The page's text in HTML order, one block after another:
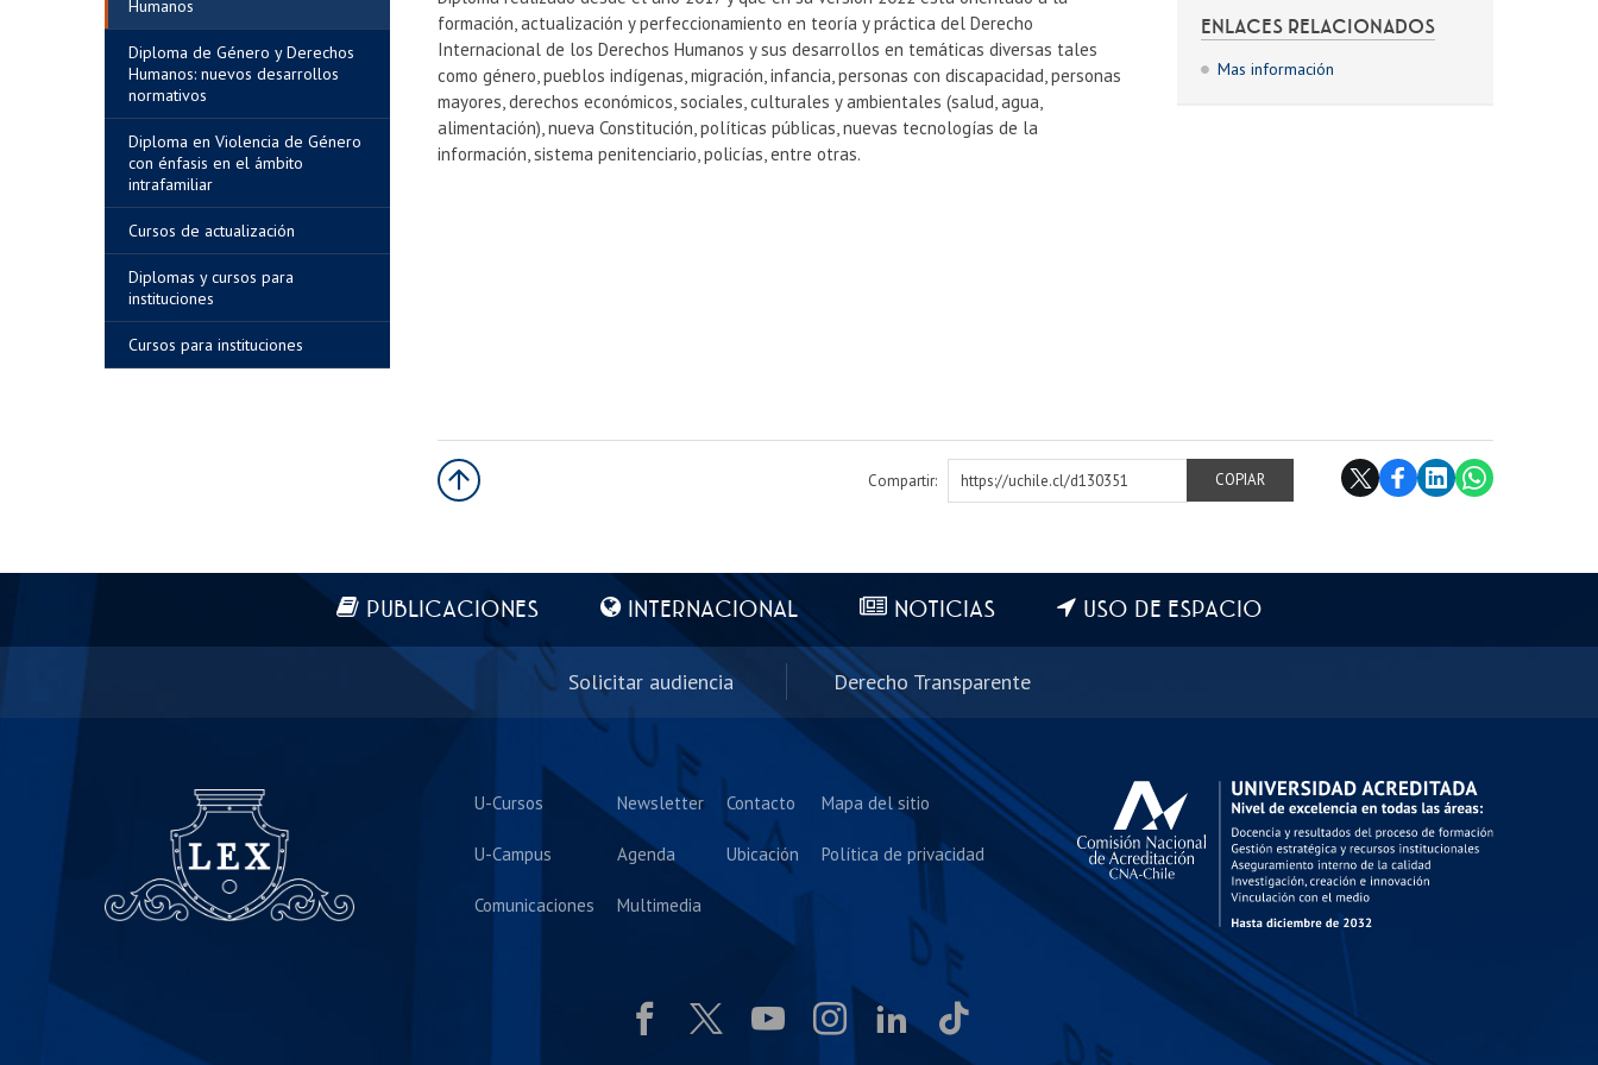
Humanos
Diploma de Género y Derechos
Humanos: nuevos desarrollos
normativos
Diploma en Violencia de Género
con énfasis en el ámbito
intrafamiliar
Cursos de actualización
Diplomas y cursos para
instituciones
Cursos para instituciones
ENLACES RELACIONADOS
Mas información
formación, actualización y perfeccionamiento en teoría y práctica del Derecho
Internacional de los Derechos Humanos y sus desarrollos en temáticas diversas tales
como género, pueblos indígenas, migración, infancia, personas con discapacidad, personas
mayores, derechos económicos, sociales, culturales y ambientales (salud, agua,
alimentación), nueva Constitución, políticas públicas, nuevas tecnologías de la
información, sistema penitenciario, policías, entre otras.
Compartir:
https://uchile.cl/d130351
COPIAR
PUBLICACIONES INTERNACIONAL NOTICIAS USO DE ESPACIO
Solicitar audiencia Derecho Transparente
U-Cursos
U-Campus
Comunicaciones
Newsletter
Agenda
Multimedia
Contacto
Ubicación
Mapa del sitio
Política de privacidad